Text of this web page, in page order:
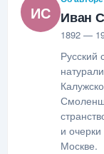
ИС Иван
1892 —
Русский
и
Москве.